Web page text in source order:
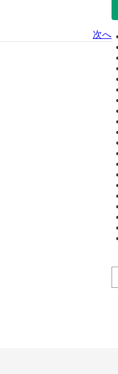
次へ